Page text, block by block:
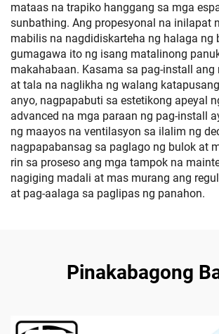
mataas na trapiko hanggang sa mga
sunbathing. Ang propesyonal na inilapat
mabilis na nagdidiskarteha ng halaga ng
gumagawa ito ng isang matalinong
makahabaan. Kasama sa pag-install
at tala na naglikha ng walang
anyo, nagpapabuti sa estetikong apeyal
advanced na mga paraan ng pag-install
ng maayos na ventilasyon sa ilalim ng
nagpapabansag sa paglago ng bulok at
rin sa proseso ang mga tampok na
nagiging madali at mas murang ang
at pag-aalaga sa paglipas ng panahon.
Pinakabagong